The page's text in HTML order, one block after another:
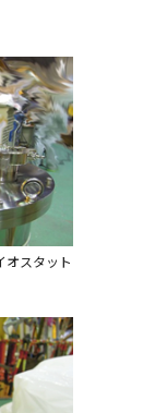
オスタット